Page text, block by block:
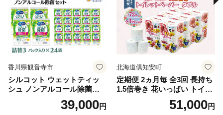
香川県観音寺市
シルコット ウェットティッ
シュ ノンアルコール除菌詰
替（43枚×3P）×24袋 日用品
おもちゃ 拭き取り 手拭き 外
39,000円
北海道倶知安町
定期便 2ヵ月毎 全3回 長持ち
1.5倍巻き 花いっぱい トイレ
ットペーパー ダブル 45ｍ 計
72ロール 全18種 花柄 プリン
51,000円